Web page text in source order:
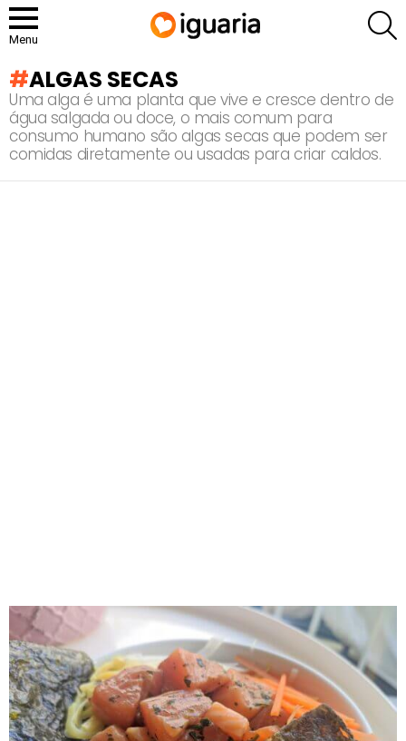
Menu
ALGAS SECAS
Uma alga é uma planta que vive e cresce dentro de
água salgada ou doce, o mais comum para
consumo humano são algas secas que podem ser
comidas diretamente ou usadas para criar caldos.
RECOMENDADOS